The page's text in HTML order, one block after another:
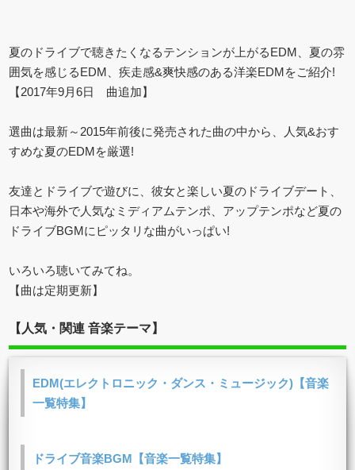
夏のドライブで聴きたくなるテンションが上がるEDM、夏の雰
囲気を感じるEDM、疾走感&爽快感のある洋楽EDMをご紹介!
【2017年9月6日 曲追加】
選曲は最新～2015年前後に発売された曲の中から、人気&おす
すめな夏のEDMを厳選!
友達とドライブで遊びに、彼女と楽しい夏のドライブデート、
日本や海外で人気なミディアムテンポ、アップテンポなど夏の
ドライブBGMにピッタリな曲がいっぱい!
いろいろ聴いてみてね。
【曲は定期更新】
【人気・関連 音楽テーマ】
EDM(エレクトロニック・ダンス・ミュージック)【音楽
一覧特集】
ドライブ音楽BGM【音楽一覧特集】